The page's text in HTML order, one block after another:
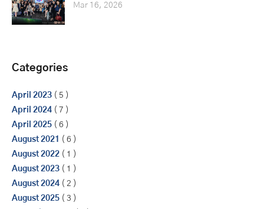
Mar 16, 2026
Categories
April 2023 ( 5 )
April 2024 ( 7 )
April 2025 ( 6 )
August 2021
( 6 )
August 2022 ( 1 )
August 2023 ( 1 )
August 2024 ( 2 )
August 2025 ( 3 )